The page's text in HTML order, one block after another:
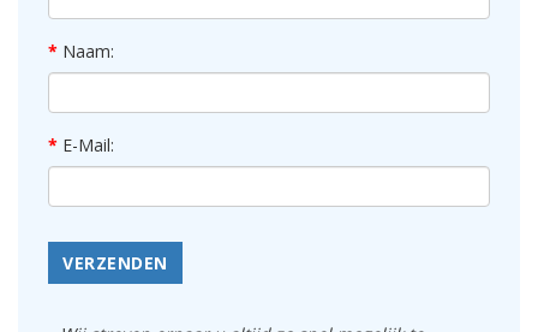
Naam:
E-Mail:
VERZENDEN